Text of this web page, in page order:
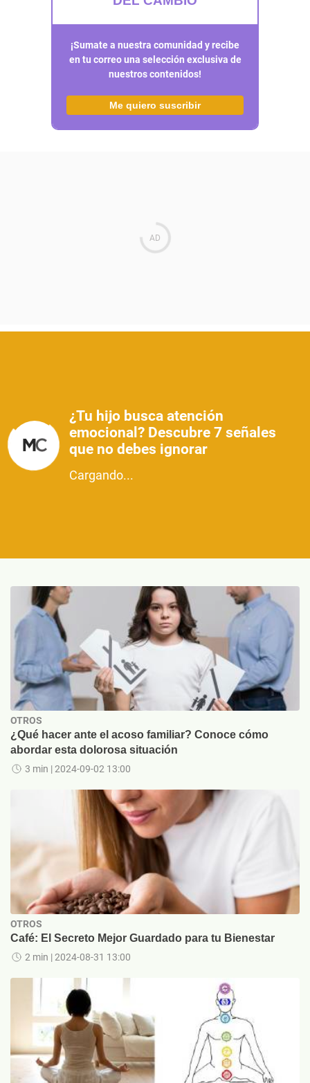
¡Sumate a nuestra comunidad y recibe
en tu correo una selección exclusiva de
nuestros contenidos!
Me quiero suscribir
¿Tu hijo busca atención
emocional? Descubre 7 señales
que no debes ignorar
Cargando...
OTROS
¿Qué hacer ante el acoso familiar? Conoce cómo
abordar esta dolorosa situación
3 min | 2024-09-02 13:00
OTROS
Café: El Secreto Mejor Guardado para tu Bienestar
2 min | 2024-08-31 13:00